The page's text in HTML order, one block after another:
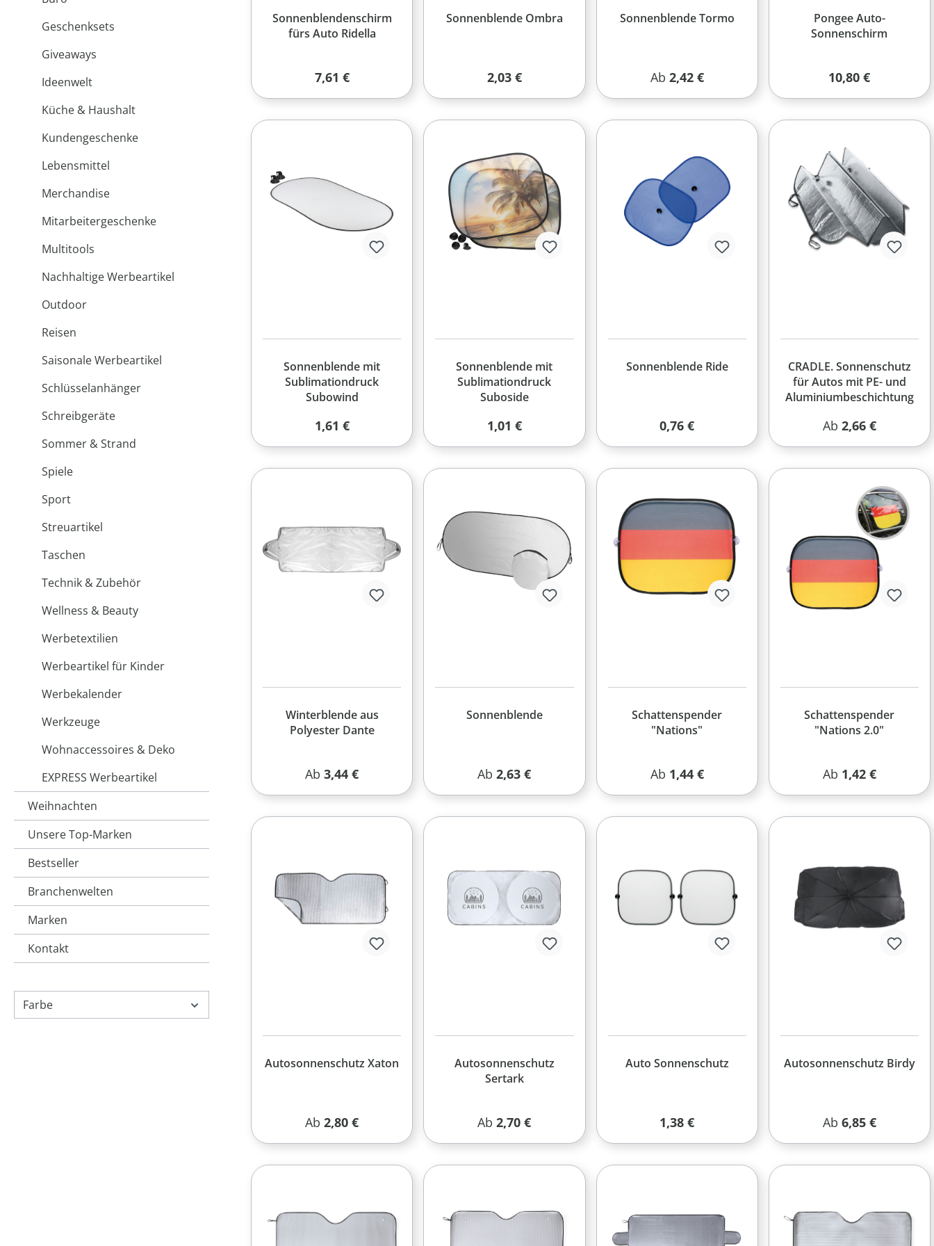
Sonnenblendenschirm
fürs Auto Ridella
Regulärer Preis:
7,61 €
Sonnenblende Ombra
Regulärer Preis:
2,03 €
Sonnenblende Tormo
Regulärer Preis:
Ab 2,42 €
Pongee Auto-
Sonnenschirm
Regulärer Preis:
10,80 €
Sonnenblende mit
Sublimationdruck
Subowind
Regulärer Preis:
1,61 €
Sonnenblende mit
Sublimationdruck
Suboside
Regulärer Preis:
1,01 €
Sonnenblende Ride
Regulärer Preis:
0,76 €
CRADLE. Sonnenschutz
für Autos mit PE- und
Aluminiumbeschichtung
Regulärer Preis:
Ab 2,66 €
Winterblende aus
Polyester Dante
Regulärer Preis:
Ab3,44 €
Sonnenblende
Regulärer Preis:
Ab2,63 €
Schattenspender
"Nations"
Regulärer Preis:
Ab 1,44 €
Schattenspender
"Nations 2.0"
Regulärer Preis:
Ab 1,42 €
Autosonnenschutz Xaton
Regulärer Preis:
Ab2,80 €
Autosonnenschutz
Sertark
Regulärer Preis:
Ab2,70 €
Auto Sonnenschutz
Regulärer Preis:
1,38 €
Autosonnenschutz Birdy
Regulärer Preis:
Ab 6,85 €
Geschenksets
Giveaways
Ideenwelt
Küche & Haushalt
Kundengeschenke
Lebensmittel
Merchandise
Mitarbeitergeschenke
Multitools
Nachhaltige Werbeartikel
Outdoor
Reisen
Saisonale Werbeartikel
Schlüsselanhänger
Schreibgeräte
Sommer & Strand
Spiele
Sport
Streuartikel
Taschen
Technik & Zubehör
Wellness & Beauty
Werbetextilien
Werbeartikel für Kinder
Werbekalender
Werkzeuge
Wohnaccessoires & Deko
EXPRESS Werbeartikel
Weihnachten
Unsere Top-Marken
Bestseller
Branchenwelten
Marken
Kontakt
Farbe